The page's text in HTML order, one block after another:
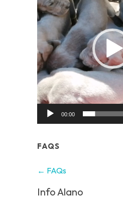
00:00
FAQS
← FAQs
Info Alano